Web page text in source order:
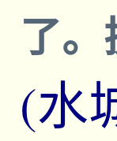
了
(水